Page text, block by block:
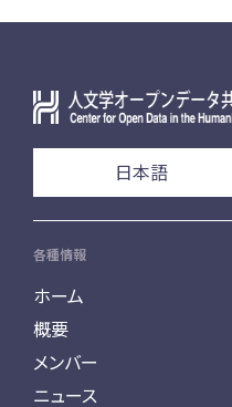
日本語
各種情報
ホーム
概要
メンバー
ニュース